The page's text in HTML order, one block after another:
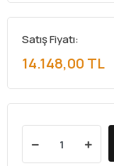
Satış Fiyatı:
14.148,00 TL